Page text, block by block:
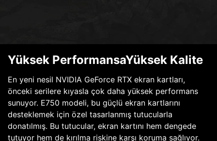
Yüksek PerformansaYüksek Kalite
En yeni nesil NVIDIA GeForce RTX ekran kartları,
önceki serilere kıyasla çok daha yüksek performans
sunuyor. E750 modeli, bu güçlü ekran kartlarını
desteklemek için özel tasarlanmış tutucularla
donatılmış. Bu tutucular, ekran kartını hem dengede
tutuyor hem de kırılma riskine karşı koruma sağlıyor.